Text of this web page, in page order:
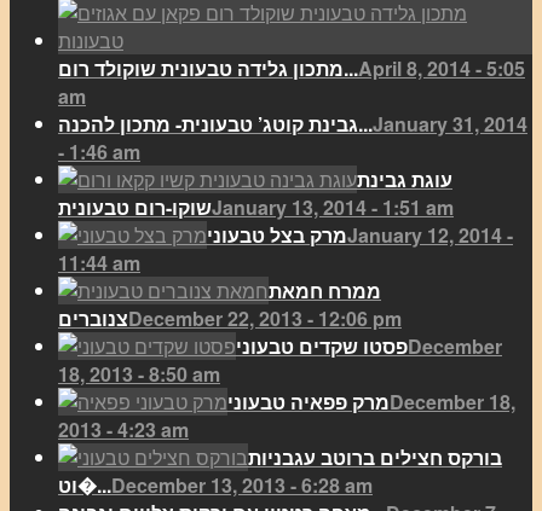
מתכון גלידה טבעונית שוקולד רום...April 8, 2014 - 5:05
am
גבינת קוטג’ טבעונית- מתכון להכנה...January 31, 2014
- 1:46 am
עוגת גבינת
שוקו-רום טבעוניתJanuary 13, 2014 - 1:51 am
מרק בצל טבעוניJanuary 12, 2014 -
11:44 am
ממרח חמאת
צנובריםDecember 22, 2013 - 12:06 pm
פסטו שקדים טבעוניDecember
18, 2013 - 8:50 am
מרק פפאיה טבעוניDecember 18,
2013 - 4:23 am
בורקס חצילים ברוטב עגבניות
וט�...December 13, 2013 - 6:28 am